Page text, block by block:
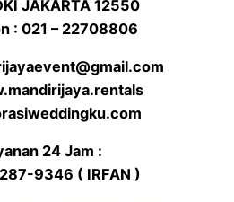
JAKARTA 12550
: 021 – 22708806
24 Jam :
9346 ( IRFAN )